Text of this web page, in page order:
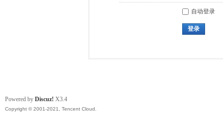
自动登录
登录
Powered by Discuz! X3.4
Copyright © 2001-2021, Tencent Cloud.